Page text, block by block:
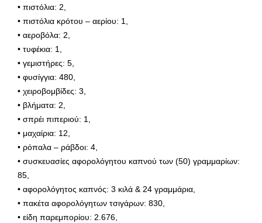
• πιστόλια: 2,
• πιστόλια κρότου – αερίου: 1,
• αεροβόλα: 2,
• τυφέκια: 1,
• γεμιστήρες: 5,
• φυσίγγια: 480,
• χειροβομβίδες: 3,
• βλήματα: 2,
• σπρέι πιπεριού: 1,
• μαχαίρια: 12,
• ρόπαλα – ράβδοι: 4,
• συσκευασίες αφορολόγητου καπνού των (50) γραμμαρίων:
85,
• αφορολόγητος καπνός: 3 κιλά & 24 γραμμάρια,
• πακέτα αφορολόγητων τσιγάρων: 830,
• είδη παρεμπορίου: 2.676,